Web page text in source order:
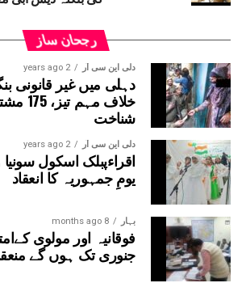
وسیع پیمانے پر تحریک بھی چلائے گی۔
رجحان ساز
دلی این سی آر 2 years ago
دہلی میں غیر قانونی
خلاف
شناخت
دلی این سی آر 2 years ago
اقراءپبلک اسکول
یومِ جمہوریہ کا انعقاد
بہار 8 months ago
جنوری تک ہوں گے